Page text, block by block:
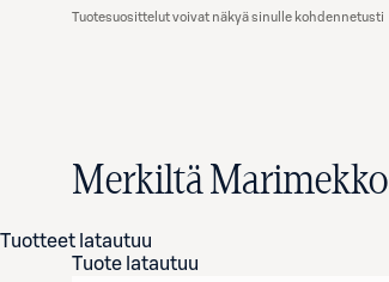
Tuotesuosittelut voivat näkyä sinulle kohdennetusti
Merkiltä Marimekko
Tuotteet latautuu
Tuote latautuu